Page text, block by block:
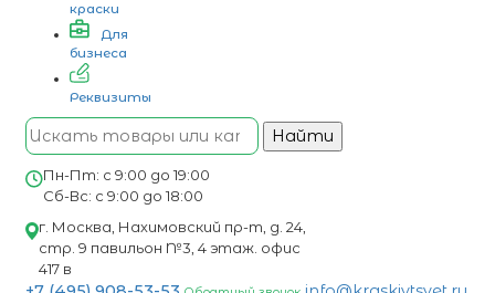
краски
Для
бизнеса
Реквизиты
Найти
Пн-Пт: с 9:00 до 19:00
Сб-Вс: с 9:00 до 18:00
г. Москва, Нахимовский пр-т, д. 24,
стр. 9 павильон №3, 4 этаж. офис
417 в